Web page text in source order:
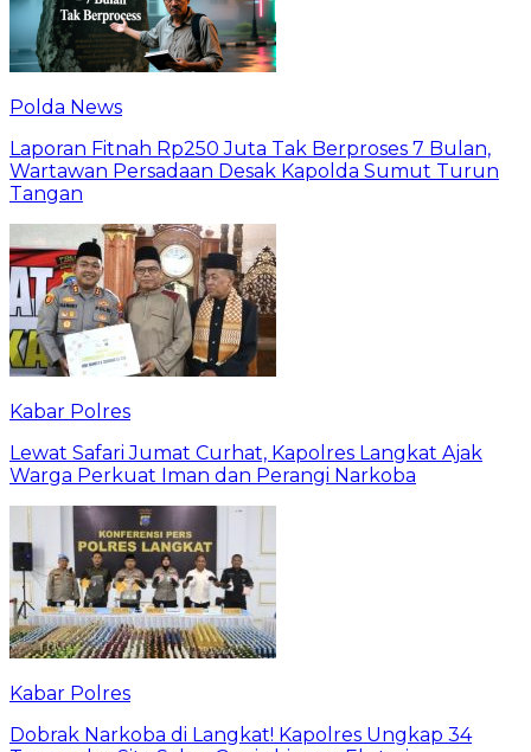
Polda News
Laporan Fitnah Rp250 Juta Tak Berproses 7 Bulan,
Wartawan Persadaan Desak Kapolda Sumut Turun
Tangan
Kabar Polres
Lewat Safari Jumat Curhat, Kapolres Langkat Ajak
Warga Perkuat Iman dan Perangi Narkoba
Kabar Polres
Dobrak Narkoba di Langkat! Kapolres Ungkap 34